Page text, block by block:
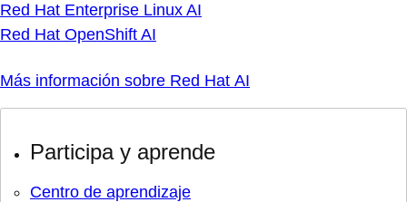
Red Hat Enterprise Linux AI
Red Hat OpenShift AI
Más información sobre Red Hat AI
Participa y aprende
Centro de aprendizaje